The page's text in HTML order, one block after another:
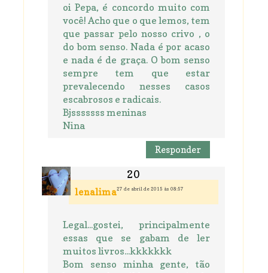
oi Pepa, é concordo muito com
você! Acho que o que lemos, tem
que passar pelo nosso crivo , o
do bom senso. Nada é por acaso
e nada é de graça. O bom senso
sempre tem que estar
prevalecendo nesses casos
escabrosos e radicais.
Bjsssssss meninas
Nina
Responder
lenalima27 de abril de 2015 às 08:57
Legal...gostei, principalmente
essas que se gabam de ler
muitos livros...kkkkkkk
Bom senso minha gente, tão